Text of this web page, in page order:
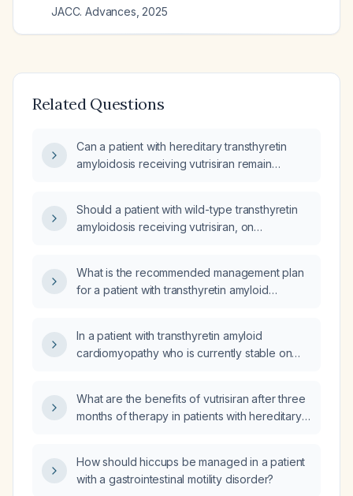
JACC. Advances 2025
Related Questions
Can a patient with hereditary transthyretin
amyloidosis receiving vutrisiran remain
Should a patient with wild-type transthyretin
amyloidosis receiving vutrisiran, on
apixaban, and with a markedly dilated mitral
annulus (30 mm × 40 mm) be managed at this
transcatheter mitral valve replacement?
What is the recommended management plan
for a patient with transthyretin amyloid
guideline‑directed heart‑failure therapy?
In a patient with transthyretin amyloid
cardiomyopathy who is currently stable on
interference therapy) provide significant
clinical benefit?
What are the benefits of vutrisiran after three
months of therapy in patients with hereditary
How should hiccups be managed in a patient
with a gastrointestinal motility disorder?